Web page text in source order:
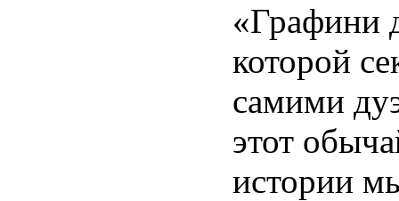
«Графини
которой
самими
этот
истории